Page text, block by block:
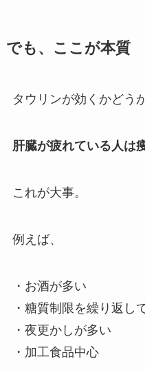
でも、ここが本質
タウリンが効くかどう
肝臓が疲れている人は
これが大事。
例えば、
・お酒が多い
・糖質制限を繰り返し
・夜更かしが多い
・加工食品中心